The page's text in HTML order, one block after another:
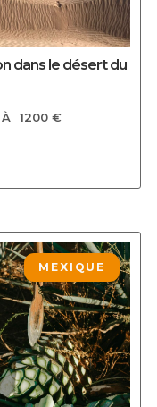
dans le désert du
À 1200 €
MEXIQUE